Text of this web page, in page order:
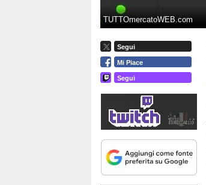
TUTTOmercatoWEB.com
Segui
Mi Piace
Segui